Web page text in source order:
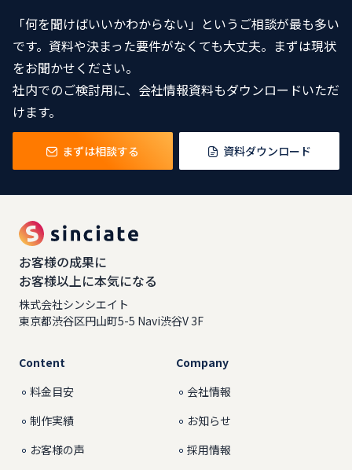
「何を聞けばいいかわからない」というご相談が最も多い
です。資料や決まった要件がなくても大丈夫。まずは現状
をお聞かせください。
社内でのご検討用に、会社情報資料もダウンロードいただ
けます。
まずは相談する 資料ダウンロード
お客様の成果に
お客様以上に本気になる
株式会社シンシエイト
東京都渋谷区円山町5-5 Navi渋谷V 3F
Content
料金目安
制作実績
お客様の声
Company
会社情報
お知らせ
採用情報